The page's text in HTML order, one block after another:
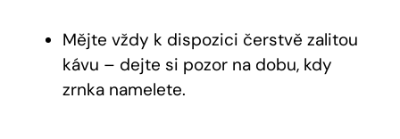
Mějte vždy k dispozici čerstvě zalitou
kávu – dejte si pozor na dobu, kdy
zrnka namelete.